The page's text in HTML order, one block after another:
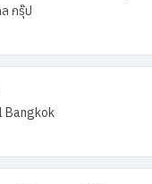
ล กรุ๊ป
Bangkok